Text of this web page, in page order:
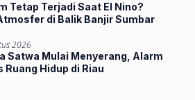
Tetap Terjadi Saat El Nino?
di Balik Banjir Sumbar
2026
Satwa Mulai Menyerang, Alarm
Ruang Hidup di Riau